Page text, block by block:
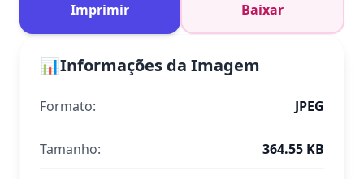
Imprimir Baixar
📊Informações da Imagem
Formato: JPEG
Tamanho: 364.55 KB